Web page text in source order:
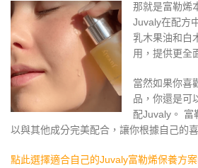
那就是富勒烯
Juvaly在配方
乳木果油和白
用，提供更全
當然如果你喜
品，你還是可
配Juvaly。 富
以與其他成分完美配合，讓你根據自己的
點此選擇適合自己的Juvaly富勒烯保養方案